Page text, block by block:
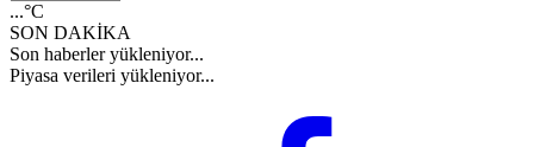
...°C
SON DAKİKA
Son haberler yükleniyor...
Piyasa verileri yükleniyor...